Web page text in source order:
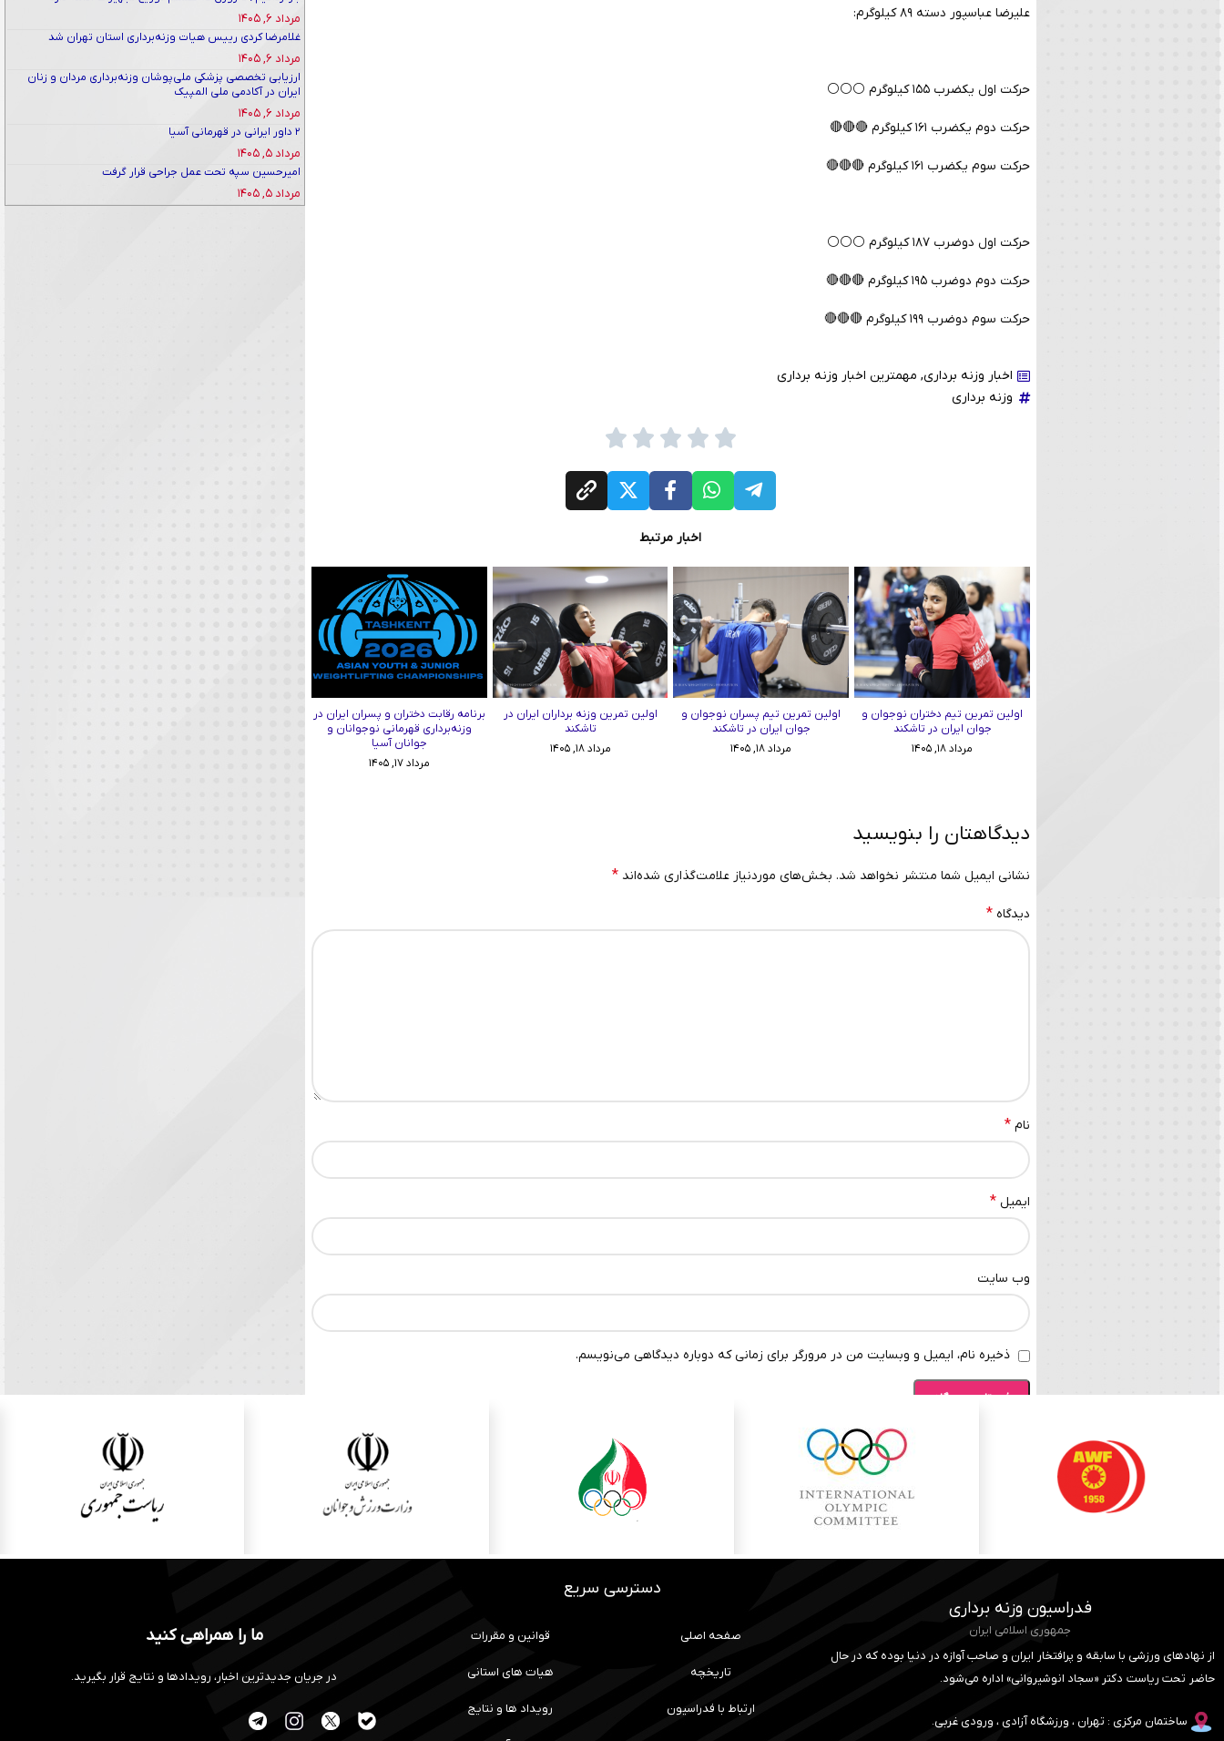
علیرضا عباسپور دسته ۸۹ کیلوگرم:
حرکت اول یکضرب ۱۵۵ کیلوگرم ⚪️⚪️⚪️
حرکت دوم یکضرب ۱۶۱ کیلوگرم 🔴🔴🔴
حرکت سوم یکضرب ۱۶۱ کیلوگرم 🔴🔴🔴
حرکت اول دوضرب ۱۸۷ کیلوگرم ⚪️⚪️⚪️
حرکت دوم دوضرب ۱۹۵ کیلوگرم 🔴🔴🔴
حرکت سوم دوضرب ۱۹۹ کیلوگرم 🔴🔴🔴
اخبار وزنه برداری, مهمترین اخبار وزنه برداری
وزنه برداری
اخبار مرتبط
اولین تمرین تیم دختران نوجوان و
جوان ایران در تاشکند
مرداد ۱۸, ۱۴۰۵
اولین تمرین تیم پسران نوجوان و
جوان ایران در تاشکند
مرداد ۱۸, ۱۴۰۵
اولین تمرین وزنه برداران ایران در
تاشکند
مرداد ۱۸, ۱۴۰۵
برنامه رقابت دختران و پسران ایران در
وزنه‌برداری قهرمانی نوجوانان و
جوانان آسیا
مرداد ۱۷, ۱۴۰۵
دیدگاهتان را بنویسید
نشانی ایمیل شما منتشر نخواهد شد. بخش‌های موردنیاز علامت‌گذاری شده‌اند *
دیدگاه *
نام *
ایمیل *
وب‌ سایت
ذخیره نام، ایمیل و وبسایت من در مرورگر برای زمانی که دوباره دیدگاهی می‌نویسم.
مرداد ۶, ۱۴۰۵
غلامرضا کردی رییس هیات وزنه‌برداری استان تهران شد
مرداد ۶, ۱۴۰۵
ارزیابی تخصصی پزشکی ملی‌پوشان وزنه‌برداری مردان و زنان
ایران در آکادمی ملی المپیک
مرداد ۶, ۱۴۰۵
۲ داور ایرانی در قهرمانی آسیا
مرداد ۵, ۱۴۰۵
امیرحسین سپه تحت عمل جراحی قرار گرفت
مرداد ۵, ۱۴۰۵
فدراسیون وزنه برداری
جمهوری اسلامی ایران
از نهادهای ورزشی با سابقه و پرافتخار ایران و صاحب آوازه در دنیا بوده که در حال
حاضر تحت ریاست دکتر «سجاد انوشیروانی» اداره می‌شود.
ساختمان مرکزی : تهران ، ورزشگاه آزادی ، ورودی غربی.
دسترسی سریع
صفحه اصلی
تاریخچه
ارتباط با فدراسیون
قوانین و مقررات
هیات های استانی
رویداد ها و نتایج
ما را همراهی کنید
در جریان جدیدترین اخبار، رویدادها و نتایج قرار بگیرید.